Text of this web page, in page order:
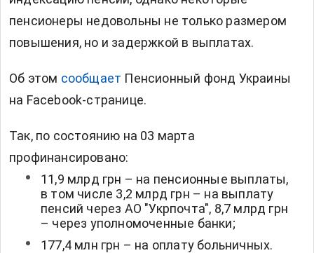
пенсионеры недовольны не только размером
повышения, но и задержкой в выплатах.
Об этом сообщает Пенсионный фонд Украины
на Facebook-странице.
Так, по состоянию на 03 марта
профинансировано:
11,9 млрд грн – на пенсионные выплаты,
в том числе 3,2 млрд грн – на выплату
пенсий через АО "Укрпочта", 8,7 млрд грн
– через уполномоченные банки;
177,4 млн грн – на оплату больничных.